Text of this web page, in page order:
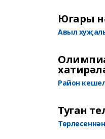
Югары
Авыл
Район
Туган
Төрлесеннән